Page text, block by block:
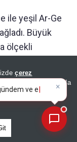
çerez
GDPR kapsamında
Metnimizi
ile yeşil Ar-Ge
Büyük
ölçekli
291
oldu.
ve
analiz